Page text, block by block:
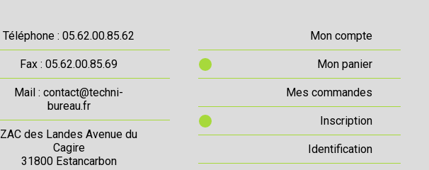
Téléphone : 05.62.00.85.62
Fax : 05.62.00.85.69
Mail : contact@techni-
bureau.fr
ZAC des Landes Avenue du
Cagire
31800 Estancarbon
Mon compte
Mon panier
Mes commandes
Inscription
Identification